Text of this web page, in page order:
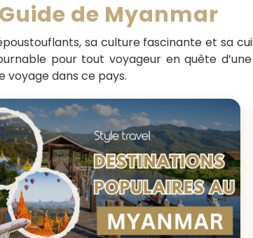
Guide de Myanmar
sa culture fascinante et sa
pour tout voyageur en quête
dans ce pays.